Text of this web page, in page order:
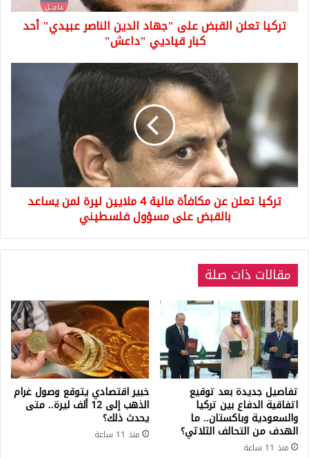
أحد
كبار
قياديي
تركيا تعلن القبض على "جهاد الدين الناصر عبيدي" أحد
كبار قياديي "داعش"
مكافأة
ملايين
ليرة
لمن
يساعد
بالقبض
مسؤول
تركيا تعلن عن مكافأة مالية 4 ملايين ليرة لمن يساعد
بالقبض على مسؤول فلسطيني
مقالات ذات صلة
تفاصيل جديدة بعد توقيع
اتفاقية الدفاع بين تركيا
والسعودية وباكستان.. ما
الهدف من التحالف الثلاثي؟
منذ 11 ساعة
خبير اقتصادي يتوقع وصول غرام
الذهب إلى 12 ألف ليرة.. متى
يحدث ذلك؟
منذ 11 ساعة